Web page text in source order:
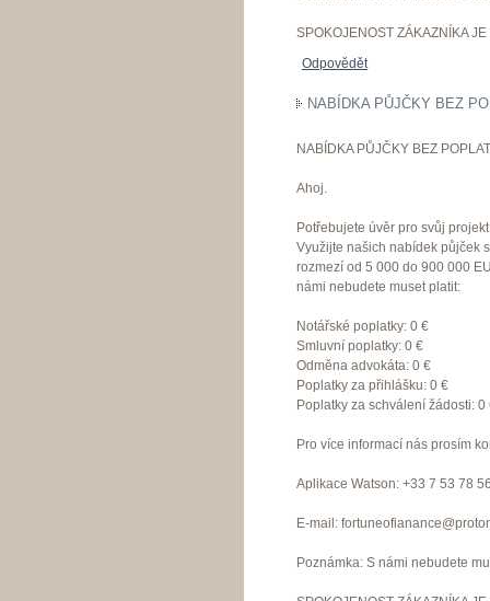
SPOKOJENOST ZÁKAZNÍKA
Odpovědět
NABÍDKA PŮJČKY BEZ
NABÍDKA PŮJČKY BEZ
Ahoj.
Potřebujete úvěr pro svůj
Využijte našich nabídek půjček
rozmezí od 5 000 do 900 000
námi nebudete muset platit:
Notářské poplatky: 0 €
Smluvní poplatky: 0 €
Odměna advokáta: 0 €
Poplatky za přihlášku: 0 €
Poplatky za schválení žádosti: 0
Pro více informací nás prosím
Aplikace Watson: +33 7 53 78
E-mail:
Poznámka: S námi nebudete